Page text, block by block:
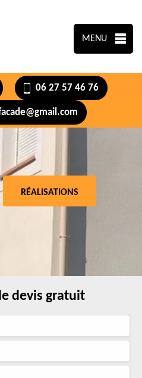
MENU
06 27 57 46 76
RÉALISATIONS
devis gratuit